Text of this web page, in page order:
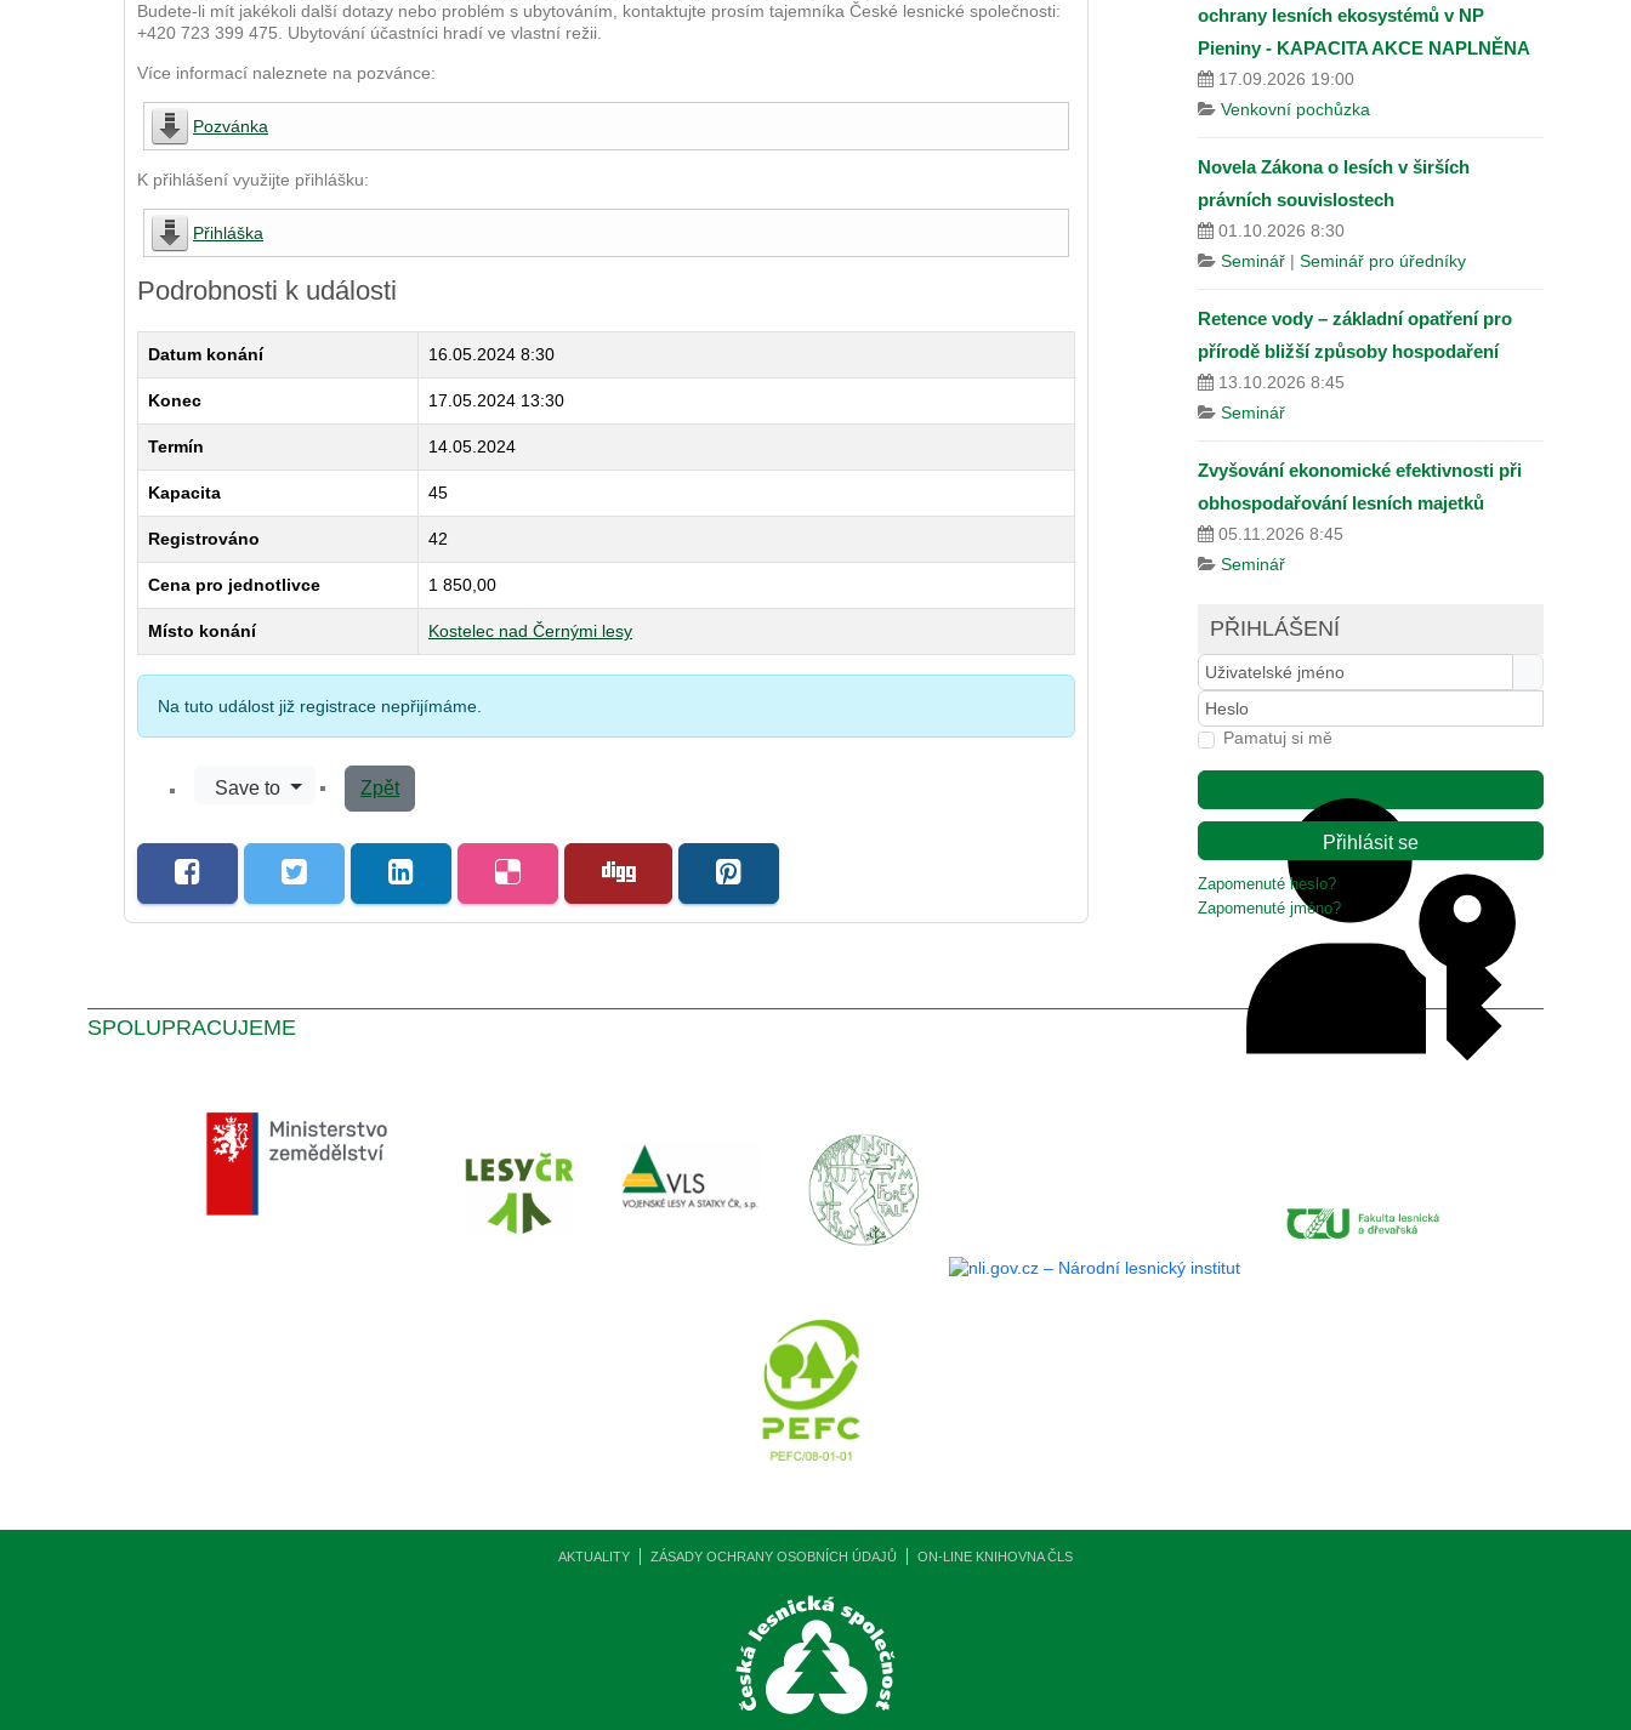
Budete-li mít jakékoli další dotazy nebo problém s ubytováním, kontaktujte prosím tajemníka České lesnické společnosti:
+420 723 399 475. Ubytování účastníci hradí ve vlastní režii.
Více informací naleznete na pozvánce:
Pozvánka
K přihlášení využijte přihlášku:
Přihláška
Podrobnosti k události
Datum konání 16.05.2024 8:30
Konec 17.05.2024 13:30
Termín 14.05.2024
Kapacita 45
Registrováno 42
Cena pro jednotlivce 1 850,00
Místo konání Kostelec nad Černými lesy
Na tuto událost již registrace nepřijímáme.
Save to Zpět
ochrany lesních ekosystémů v NP
Pieniny - KAPACITA AKCE NAPLNĚNA
17.09.2026 19:00
Venkovní pochůzka
Novela Zákona o lesích v širších
právních souvislostech
01.10.2026 8:30
Seminář | Seminář pro úředníky
Retence vody – základní opatření pro
přírodě bližší způsoby hospodaření
13.10.2026 8:45
Seminář
Zvyšování ekonomické efektivnosti při
obhospodařování lesních majetků
05.11.2026 8:45
Seminář
PŘIHLÁŠENÍ
Uživatelské jméno
Heslo
Pamatuj si mě
Přihlásit se
Zapomenuté heslo?
Zapomenuté jméno?
SPOLUPRACUJEME
AKTUALITY ZÁSADY OCHRANY OSOBNÍCH ÚDAJŮ ON-LINE KNIHOVNA ČLS